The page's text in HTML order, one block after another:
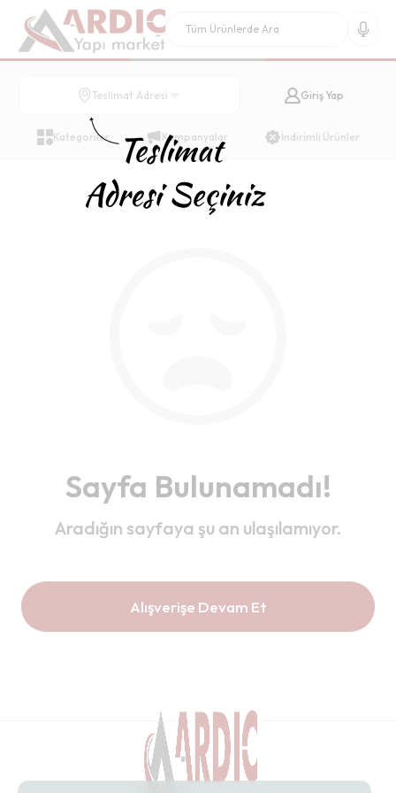
Teslimat Adresi Giriş Yap
Kategoriler Kampanyalar İndirimli Ürünler
Sayfa Bulunamadı!
Aradığın sayfaya şu an ulaşılamıyor.
Alışverişe Devam Et